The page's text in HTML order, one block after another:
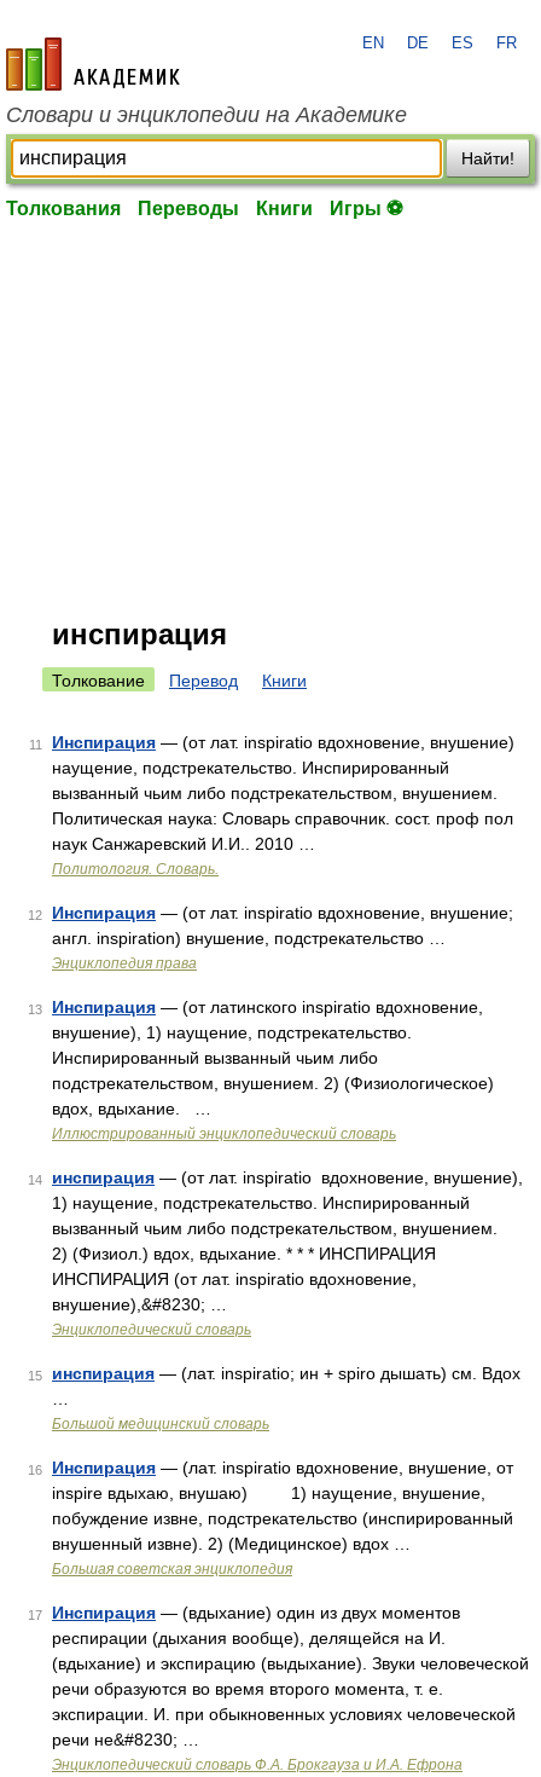
academic.ru
EN DE ES FR
Словари и энциклопедии на Академике
Найти!
Толкования Переводы Книги Игры ⚽
инспирация
Толкование Перевод Книги
11 Инспирация — (от лат. inspiratio вдохновение, внушение)
наущение, подстрекательство. Инспирированный
вызванный чьим либо подстрекательством, внушением.
Политическая наука: Словарь справочник. сост. проф пол
наук Санжаревский И.И.. 2010 …
Политология. Словарь.
12 Инспирация — (от лат. inspiratio вдохновение, внушение;
англ. inspiration) внушение, подстрекательство …
Энциклопедия права
13 Инспирация — (от латинского inspiratio вдохновение,
внушение), 1) наущение, подстрекательство.
Инспирированный вызванный чьим либо
подстрекательством, внушением. 2) (Физиологическое)
вдох, вдыхание. …
Иллюстрированный энциклопедический словарь
14 инспирация — (от лат. inspiratio вдохновение, внушение),
1) наущение, подстрекательство. Инспирированный
вызванный чьим либо подстрекательством, внушением.
2) (Физиол.) вдох, вдыхание. * * * ИНСПИРАЦИЯ
ИНСПИРАЦИЯ (от лат. inspiratio вдохновение,
внушение),&#8230; …
Энциклопедический словарь
15 инспирация — (лат. inspiratio; ин + spiro дышать) см. Вдох
Большой медицинский словарь
16 Инспирация — (лат. inspiratio вдохновение, внушение, от
inspire вдыхаю, внушаю) 1) наущение, внушение,
побуждение извне, подстрекательство (инспирированный
внушенный извне). 2) (Медицинское) вдох …
Большая советская энциклопедия
17 Инспирация — (вдыхание) один из двух моментов
респирации (дыхания вообще), делящейся на И.
(вдыхание) и экспирацию (выдыхание). Звуки человеческой
речи образуются во время второго момента, т. е.
экспирации. И. при обыкновенных условиях человеческой
речи не&#8230; …
Энциклопедический словарь Ф.А. Брокгауза и И.А. Ефрона